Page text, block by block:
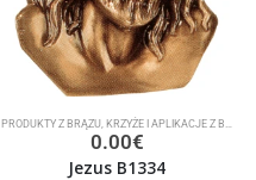
PRODUKTY Z BRĄZU KRZYŻE I APLIKACJE Z BRĄZU
0.00€
Jezus B1334